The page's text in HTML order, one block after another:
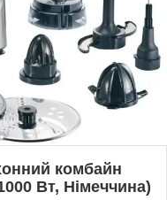
комбайн
Вт, Німеччина)